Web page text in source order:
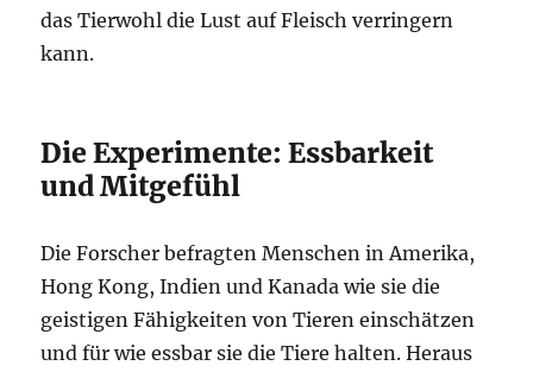
das Tierwohl die Lust auf Fleisch verringern
kann.
Die Experimente: Essbarkeit
und Mitgefühl
Die Forscher befragten Menschen in Amerika,
Hong Kong, Indien und Kanada wie sie die
geistigen Fähigkeiten von Tieren einschätzen
und für wie essbar sie die Tiere halten. Heraus